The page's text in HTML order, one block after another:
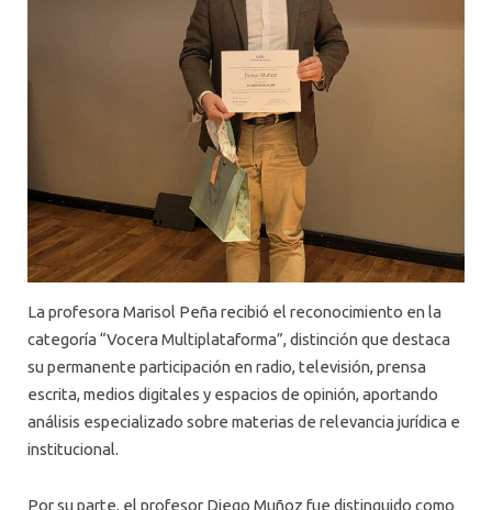
La profesora Marisol Peña recibió el reconocimiento en la
categoría “Vocera Multiplataforma”, distinción que destaca
su permanente participación en radio, televisión, prensa
escrita, medios digitales y espacios de opinión, aportando
análisis especializado sobre materias de relevancia jurídica e
institucional.
Por su parte, el profesor Diego Muñoz fue distinguido como